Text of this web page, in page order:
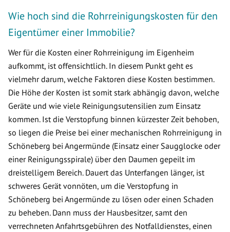
Wie hoch sind die Rohrreinigungskosten für den
Eigentümer einer Immobilie?
Wer für die Kosten einer Rohrreinigung im Eigenheim
aufkommt, ist offensichtlich. In diesem Punkt geht es
vielmehr darum, welche Faktoren diese Kosten bestimmen.
Die Höhe der Kosten ist somit stark abhängig davon, welche
Geräte und wie viele Reinigungsutensilien zum Einsatz
kommen. Ist die Verstopfung binnen kürzester Zeit behoben,
so liegen die Preise bei einer mechanischen Rohrreinigung in
Schöneberg bei Angermünde (Einsatz einer Saugglocke oder
einer Reinigungsspirale) über den Daumen gepeilt im
dreistelligem Bereich. Dauert das Unterfangen länger, ist
schweres Gerät vonnöten, um die Verstopfung in
Schöneberg bei Angermünde zu lösen oder einen Schaden
zu beheben. Dann muss der Hausbesitzer, samt den
verrechneten Anfahrtsgebühren des Notfalldienstes, einen